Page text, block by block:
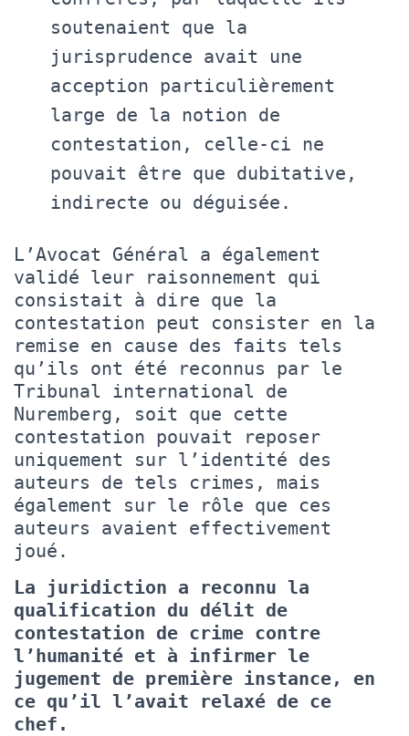
soutenaient que la
jurisprudence avait une
acception particulièrement
large de la notion de
contestation, celle-ci ne
pouvait être que dubitative,
indirecte ou déguisée.
L’Avocat Général a également
validé leur raisonnement qui
consistait à dire que la
contestation peut consister en la
remise en cause des faits tels
qu’ils ont été reconnus par le
Tribunal international de
Nuremberg, soit que cette
contestation pouvait reposer
uniquement sur l’identité des
auteurs de tels crimes, mais
également sur le rôle que ces
auteurs avaient effectivement
joué.
La juridiction a reconnu la
qualification du délit de
contestation de crime contre
l’humanité et à infirmer le
jugement de première instance, en
ce qu’il l’avait relaxé de ce
chef.